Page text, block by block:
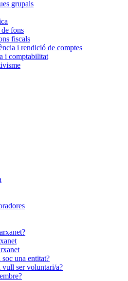
grupals
fons
fiscals
i rendició de comptes
i comptabilitat
una entitat?
vull ser voluntari/a?